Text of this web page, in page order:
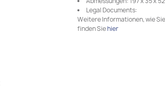
Legal Documents:
Weitere Informationen, wie
finden Siehier